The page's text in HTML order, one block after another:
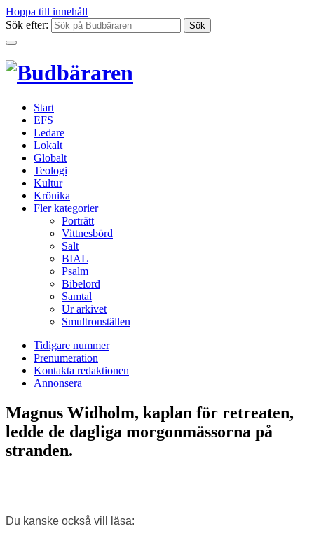
Hoppa till innehåll
Sök efter:
Start
EFS
Ledare
Lokalt
Globalt
Teologi
Kultur
Krönika
Fler kategorier
Porträtt
Vittnesbörd
Salt
BIAL
Psalm
Bibelord
Samtal
Ur arkivet
Smultronställen
Tidigare nummer
Prenumeration
Kontakta redaktionen
Annonsera
Magnus Widholm, kaplan för retreaten,
ledde de dagliga morgon­mässorna på
stranden.
Du kanske också vill läsa: